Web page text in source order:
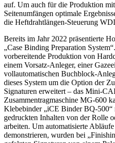
auf. Um auch für die Produktion
Seitenumfängen optimale
die Heftdrahtlängen-Steuerung
Bereits im Jahr 2022 präsentierte
„Case Binding Preparation
vorbereitende Produktion von
einem Vorsatz-Anleger, einer
vollautomatischen Buchblock-
dieses System um die Option der
Signaturen erweitert – das Mini-
Zusammentragmaschine MG-600
Klebebinder „iCE Binder BQ-
gedruckten Inhalten von der Rolle
arbeiten. Um automatisierte
demonstrieren, wurden bei